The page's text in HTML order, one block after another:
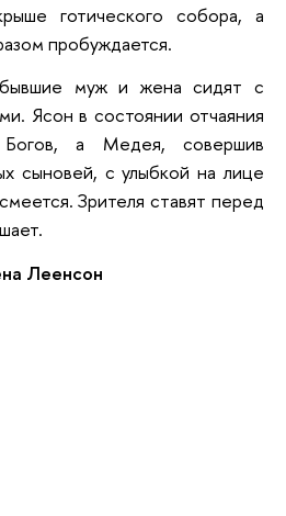
готического собора, а
пробуждается.
муж и жена сидят с
Ясон в состоянии отчаяния
а Медея, совершив
сыновей, с улыбкой на лице
Зрителя ставят перед
Леенсон